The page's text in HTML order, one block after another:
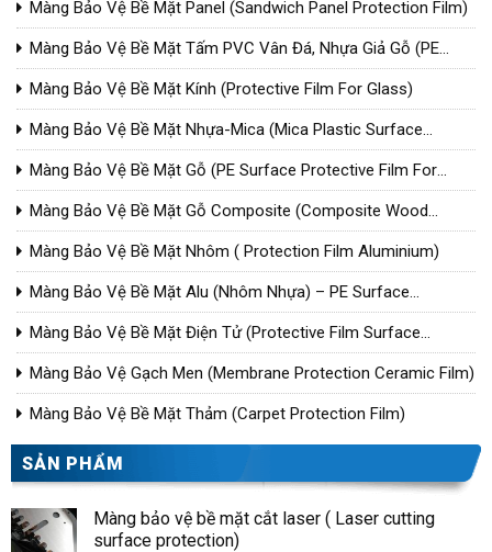
For Steel)
Màng Bảo Vệ Bề Mặt Panel (Sandwich Panel Protection Film)
Màng Bảo Vệ Bề Mặt Tấm PVC Vân Đá, Nhựa Giả Gỗ (PE
Surface Protective Film For Wood Plastic Composite/PVC)
Màng Bảo Vệ Bề Mặt Kính (Protective Film For Glass)
Màng Bảo Vệ Bề Mặt Nhựa-Mica (Mica Plastic Surface
Protection Film)
Màng Bảo Vệ Bề Mặt Gỗ (PE Surface Protective Film For
Wood)
Màng Bảo Vệ Bề Mặt Gỗ Composite (Composite Wood
Surface Protection Film)
Màng Bảo Vệ Bề Mặt Nhôm ( Protection Film Aluminium)
Màng Bảo Vệ Bề Mặt Alu (Nhôm Nhựa) – PE Surface
Protective Film For Aluminium Composite Panel
Màng Bảo Vệ Bề Mặt Điện Tử (Protective Film Surface
Electronic)
Màng Bảo Vệ Gạch Men (Membrane Protection Ceramic Film)
Màng Bảo Vệ Bề Mặt Thảm (Carpet Protection Film)
SẢN PHẨM
Màng bảo vệ bề mặt cắt laser ( Laser cutting
surface protection)